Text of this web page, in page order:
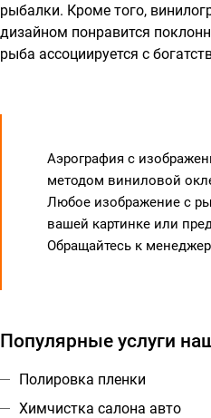
рыбалки. Кроме того,
дизайном понравится
рыба ассоциируется с
Аэрография с
методом виниловой
Любое изображение с
вашей картинке или
Обращайтесь к
Популярные услуги
Полировка пленки
Химчистка салона авто